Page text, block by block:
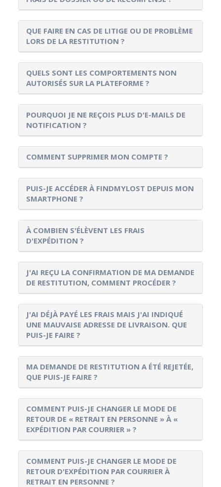
QUE FAIRE EN CAS DE LITIGE OU DE PROBLÈME
LORS DE LA RESTITUTION ?
QUELS SONT LES COMPORTEMENTS NON
AUTORISÉS SUR LA PLATEFORME ?
POURQUOI JE NE REÇOIS PLUS D'E-MAILS DE
NOTIFICATION ?
COMMENT SUPPRIMER MON COMPTE ?
PUIS-JE ACCÉDER À FINDMYLOST DEPUIS MON
SMARTPHONE ?
À COMBIEN S'ÉLÈVENT LES FRAIS
D'EXPÉDITION ?
J'AI REÇU LA CONFIRMATION DE MA DEMANDE
DE RESTITUTION, COMMENT PROCÉDER ?
J'AI DÉJÀ PAYÉ LES FRAIS MAIS J'AI INDIQUÉ
UNE MAUVAISE ADRESSE DE LIVRAISON. QUE
PUIS-JE FAIRE ?
MA DEMANDE DE RESTITUTION A ÉTÉ REJETÉE,
QUE PUIS-JE FAIRE ?
COMMENT PUIS-JE CHANGER LE MODE DE
RETOUR DE « RETRAIT EN PERSONNE » À «
EXPÉDITION PAR COURRIER » ?
COMMENT PUIS-JE CHANGER LE MODE DE
RETOUR D'EXPÉDITION PAR COURRIER À
RETRAIT EN PERSONNE ?